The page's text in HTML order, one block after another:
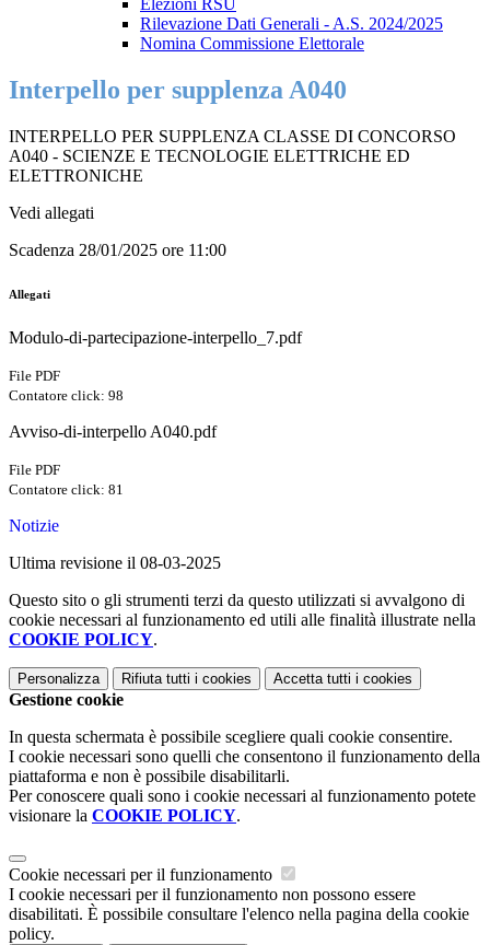
Elezioni RSU
Rilevazione Dati Generali - A.S. 2024/2025
Nomina Commissione Elettorale
Interpello per supplenza A040
INTERPELLO PER SUPPLENZA CLASSE DI CONCORSO
A040 - SCIENZE E TECNOLOGIE ELETTRICHE ED
ELETTRONICHE
Vedi allegati
Scadenza 28/01/2025 ore 11:00
Allegati
Modulo-di-partecipazione-interpello_7.pdf
File PDF
Contatore click: 98
Avviso-di-interpello A040.pdf
File PDF
Contatore click: 81
Notizie
Ultima revisione il 08-03-2025
Questo sito o gli strumenti terzi da questo utilizzati si avvalgono di
cookie necessari al funzionamento ed utili alle finalità illustrate nella
COOKIE POLICY.
Personalizza Rifiuta tutti i cookies Accetta tutti i cookies
Gestione cookie
In questa schermata è possibile scegliere quali cookie consentire.
I cookie necessari sono quelli che consentono il funzionamento della
piattaforma e non è possibile disabilitarli.
Per conoscere quali sono i cookie necessari al funzionamento potete
visionare la COOKIE POLICY.
Cookie necessari per il funzionamento
I cookie necessari per il funzionamento non possono essere
disabilitati. È possibile consultare l'elenco nella pagina della cookie
policy.